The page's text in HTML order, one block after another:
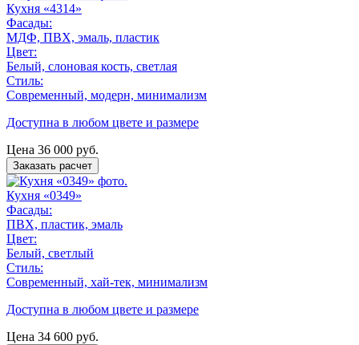
Кухня «4314»
Фасады:
МДФ, ПВХ, эмаль, пластик
Цвет:
Белый, слоновая кость, светлая
Стиль:
Современный, модерн, минимализм
Доступна в любом цвете и размере
Цена 36 000 руб.
Заказать расчет
Кухня «0349»
Фасады:
ПВХ, пластик, эмаль
Цвет:
Белый, светлый
Стиль:
Современный, хай-тек, минимализм
Доступна в любом цвете и размере
Цена 34 600 руб.